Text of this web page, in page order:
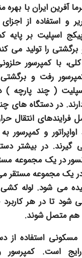
آفرین ایران با بهره
و استفاده از
پیکج اسپلیت بر
را تولید می
با کمپرسور
رفت و
( چند پارچه )
در دستگاه های
فرایندهای انتقال
و کمپرسور
گیرند. در بیشتر
در یک مجموعه
در یک مجموعه مستقر
می شود. لوله
شود تا در هر
هم متصل شوند.
مسکونی استفاده از
است. کمپرسور